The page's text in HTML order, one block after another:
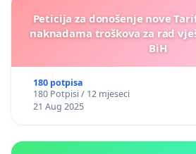
Peticija za donošenje nove
naknadama troškova za rad
BiH
180 potpisa
180 Potpisi / 12 mjeseci
21 Aug 2025